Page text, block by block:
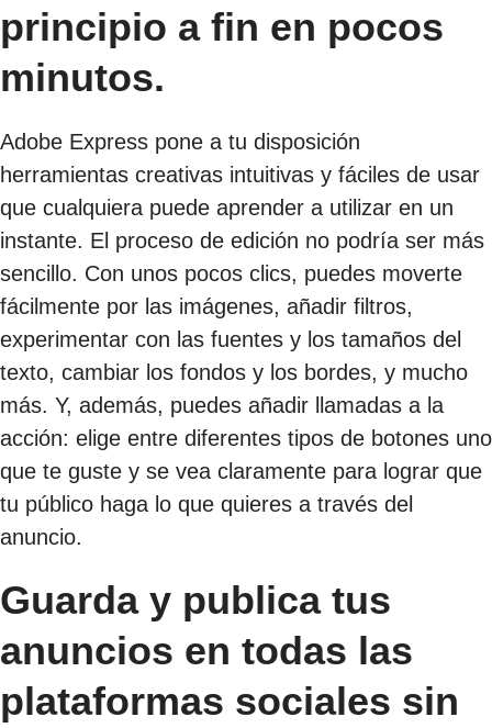
principio a fin en pocos
minutos.
Adobe Express pone a tu disposición
herramientas creativas intuitivas y fáciles de usar
que cualquiera puede aprender a utilizar en un
instante. El proceso de edición no podría ser más
sencillo. Con unos pocos clics, puedes moverte
fácilmente por las imágenes, añadir filtros,
experimentar con las fuentes y los tamaños del
texto, cambiar los fondos y los bordes, y mucho
más. Y, además, puedes añadir llamadas a la
acción: elige entre diferentes tipos de botones uno
que te guste y se vea claramente para lograr que
tu público haga lo que quieres a través del
anuncio.
Guarda y publica tus
anuncios en todas las
plataformas sociales sin